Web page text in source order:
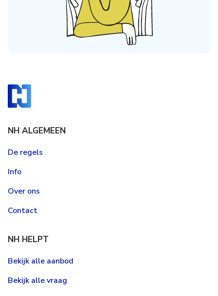
NH ALGEMEEN
De regels
Info
Over ons
Contact
NH HELPT
Bekijk alle aanbod
Bekijk alle vraag
Login
Account aanmaken
Heb je nog geen account, maar wil je die graag